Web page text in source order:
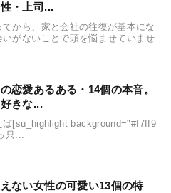
性・上司...
から、家と会社の往復が基本にな
いがないことで頭を悩ませていませ
恋愛あるある・14個の本音。
きな...
ば[su_highlight background="#f7ff9
只...
ない女性の可愛い13個の特